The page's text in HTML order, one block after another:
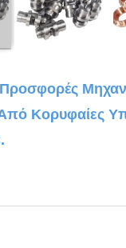
Από Κορυφαίες